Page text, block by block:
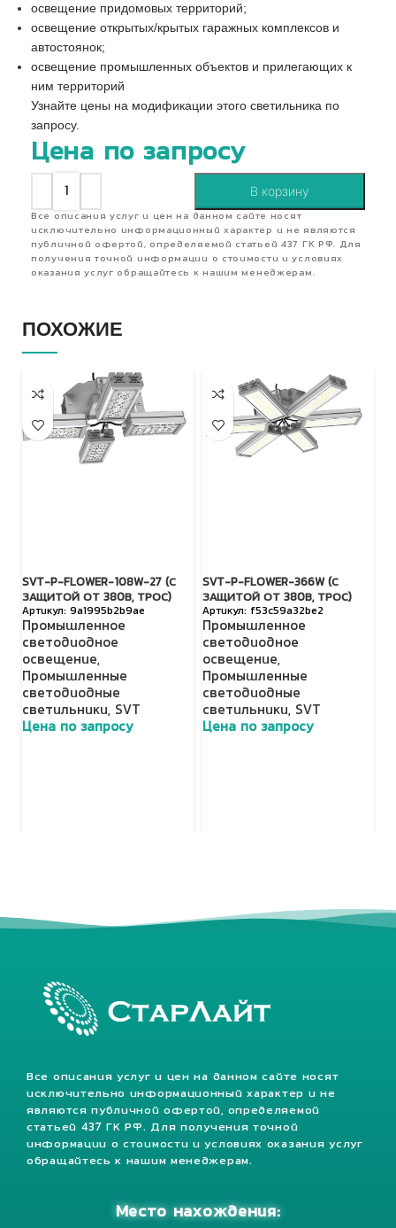
освещение придомовых территорий;
освещение открытых/крытых гаражных комплексов и
автостоянок;
освещение промышленных объектов и прилегающих к
ним территорий
Узнайте цены на модификации этого светильника по
запросу.
Цена по запросу
В корзину
Все описания услуг и цен на данном сайте носят
исключительно информационный характер и не являются
публичной офертой, определяемой статьей 437 ГК РФ. Для
получения точной информации о стоимости и условиях
оказания услуг обращайтесь к нашим менеджерам.
ПОХОЖИЕ
SVT-P-FLOWER-108W-27 (С
ЗАЩИТОЙ ОТ 380В, ТРОС)
9a1995b2b9ae
Промышленное
светодиодное
освещение,
Промышленные
светодиодные
светильники, SVT
Цена по запросу
SVT-P-FLOWER-366W (С
ЗАЩИТОЙ ОТ 380В, ТРОС)
f53c59a32be2
Промышленное
светодиодное
освещение,
Промышленные
светодиодные
светильники, SVT
Цена по запросу
Все описания услуг и цен на данном сайте носят
исключительно информационный характер и не
являются публичной офертой, определяемой
статьей 437 ГК РФ. Для получения точной
информации о стоимости и условиях оказания услуг
обращайтесь к нашим менеджерам.
Место нахождения: